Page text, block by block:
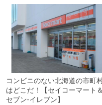
コンビニのない北海道の市町
はどこだ！【セイコーマート＆
セブン-イレブン】